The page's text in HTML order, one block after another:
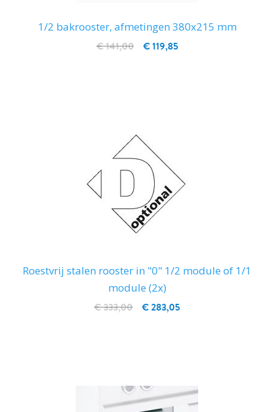
1/2 bakrooster, afmetingen 380x215 mm
€ 119,85
€ 141,00
Roestvrij stalen rooster in "0" 1/2 module of 1/1
module (2x)
€ 283,05
€ 333,00